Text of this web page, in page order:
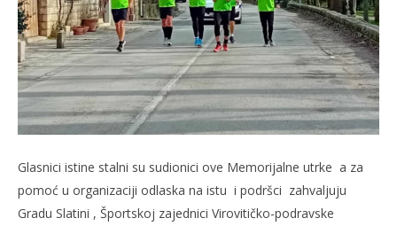
Glasnici istine stalni su sudionici ove Memorijalne utrke a za
pomoć u organizaciji odlaska na istu i podršci zahvaljuju
Gradu Slatini , Športskoj zajednici Virovitičko-podravske